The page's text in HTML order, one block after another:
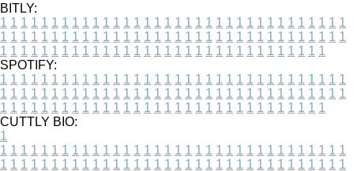
BITLY:
1 1 1 1 1 1 1 1 1 1 1 1 1 1 1 1 1 1 1 1 1 1 1 1 1 1 1 1 1 1 1 1 1 1
1 1 1 1 1 1 1 1 1 1 1 1 1 1 1 1 1 1 1 1 1 1 1 1 1 1 1 1 1 1 1 1 1 1
1 1 1 1 1 1 1 1 1 1 1 1 1 1 1 1 1 1 1 1 1 1 1 1 1 1 1 1 1 1 1 1
SPOTIFY:
1 1 1 1 1 1 1 1 1 1 1 1 1 1 1 1 1 1 1 1 1 1 1 1 1 1 1 1 1 1 1 1 1 1
1 1 1 1 1 1 1 1 1 1 1 1 1 1 1 1 1 1 1 1 1 1 1 1 1 1 1 1 1 1 1 1 1 1
1 1 1 1 1 1 1 1 1 1 1 1 1 1 1 1 1 1 1 1 1 1 1 1 1 1 1 1 1 1 1 1
CUTTLY BIO:
1
1 1 1 1 1 1 1 1 1 1 1 1 1 1 1 1 1 1 1 1 1 1 1 1 1 1 1 1 1 1 1 1 1 1
1 1 1 1 1 1 1 1 1 1 1 1 1 1 1 1 1 1 1 1 1 1 1 1 1 1 1 1 1 1 1 1 1 1